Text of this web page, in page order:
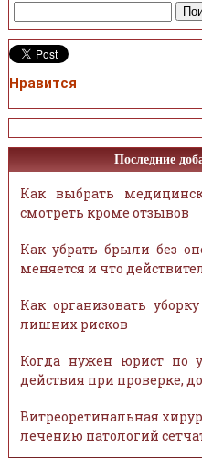
Нравится
Последние
Как выбрать
смотреть кроме отзывов
Как убрать брыли без
меняется и что
Как организовать
лишних рисков
Когда нужен юрист по
действия при проверке,
Витреоретинальная
лечению патологий